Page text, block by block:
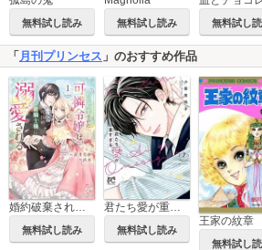
無料試し読み 無料試し読み 無料試し
「 月刊プリンセス 」のおすすめ作品
婚約破棄された可憐令嬢は、帝国の公爵騎士様に溺愛される【電子単行本】
無料試し読み
君たち愛が重すぎる。
無料試し読み
王家の紋章
無料試し